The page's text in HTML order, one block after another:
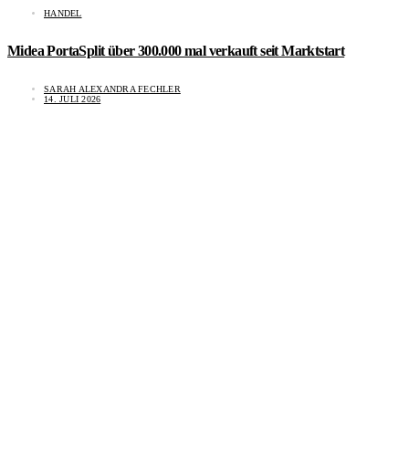
HANDEL
Midea PortaSplit über 300.000 mal verkauft seit Marktstart
SARAH ALEXANDRA FECHLER
14. JULI 2026